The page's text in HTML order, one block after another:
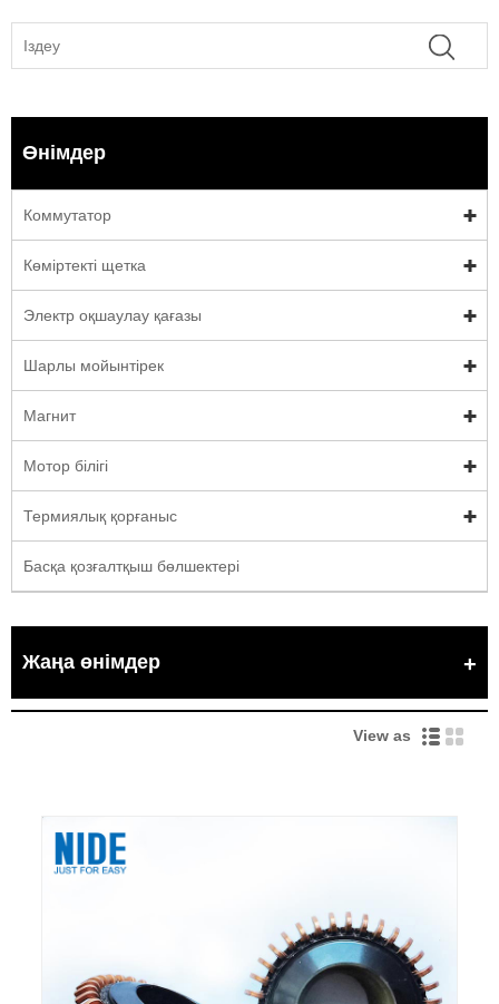
Өнімдер
Коммутатор
Көміртекті щетка
Электр оқшаулау қағазы
Шарлы мойынтірек
Магнит
Мотор білігі
Термиялық қорғаныс
Басқа қозғалтқыш бөлшектері
Жаңа өнімдер
View as